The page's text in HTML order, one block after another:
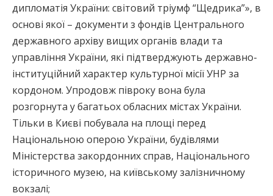
дипломатія України: світовий тріумф “Щедрика”», в
основі якої – документи з фондів Центрального
державного архіву вищих органів влади та
управління України, які підтверджують державно-
інституційний характер культурної місії УНР за
кордоном. Упродовж півроку вона була
розгорнута у багатьох обласних містах України.
Тільки в Києві побувала на площі перед
Національною оперою України, будівлями
Міністерства закордонних справ, Національного
історичного музею, на київському залізничному
вокзалі;